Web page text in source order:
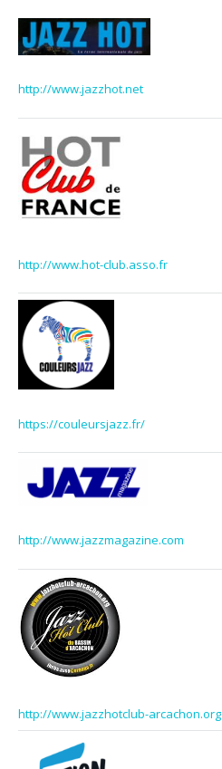
http://www.jazzhot.net
http://www.hot-club.asso.fr
https://couleursjazz.fr/
http://www.jazzmagazine.com
http://www.jazzhotclub-arcachon.org